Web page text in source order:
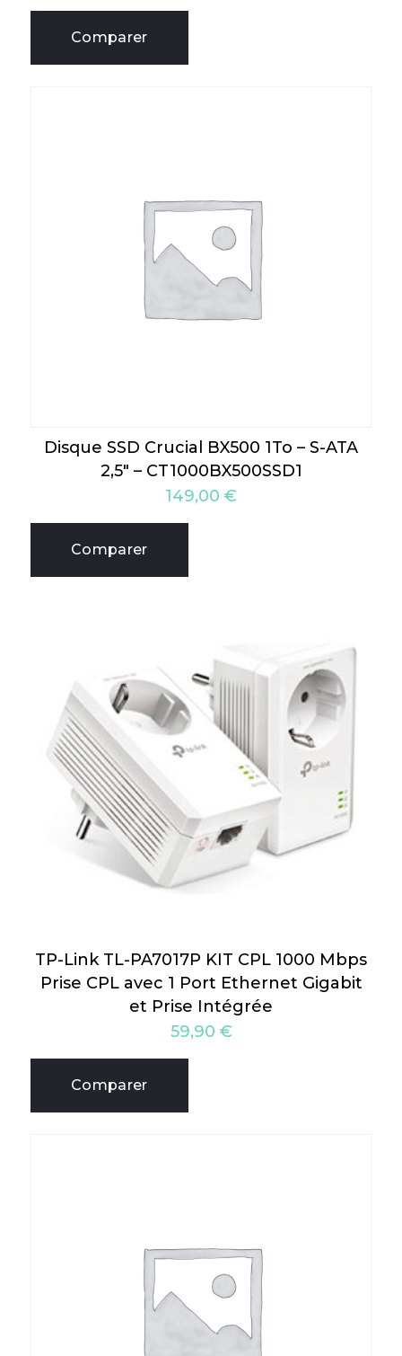
Comparer
Disque SSD Crucial BX500 1To – S-ATA
2,5″ – CT1000BX500SSD1
149,00 €
Comparer
TP-Link TL-PA7017P KIT CPL 1000 Mbps
Prise CPL avec 1 Port Ethernet Gigabit
et Prise Intégrée
59,90 €
Comparer